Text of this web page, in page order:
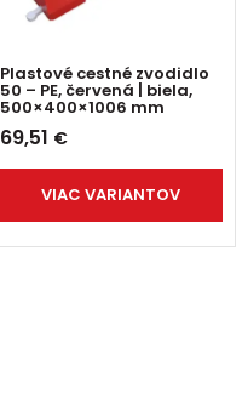
Plastové cestné zvodidlo
50 – PE, červená | biela,
500×400×1006 mm
69,51 €
VIAC VARIANTOV